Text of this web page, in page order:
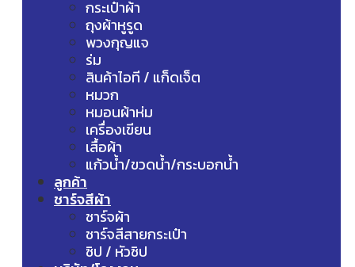
กระเป๋าผ้า
ถุงผ้าหูรูด
พวงกุญแจ
ร่ม
สินค้าไอที / แก็ดเจ็ต
หมวก
หมอนผ้าห่ม
เครื่องเขียน
เสื้อผ้า
แก้วน้ำ/ขวดน้ำ/กระบอกน้ำ
ลูกค้า
ชาร์จสีผ้า
ชาร์จผ้า
ชาร์จสีสายกระเป๋า
ซิป / หัวซิป